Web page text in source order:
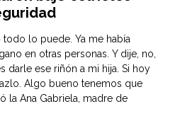
todo lo puede. Ya me había
en otras personas. Y dije, no,
darle ese riñón a mi hija. Si hoy
Algo bueno tenemos que
la Ana Gabriela, madre de